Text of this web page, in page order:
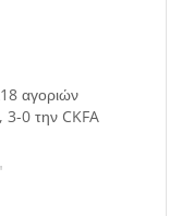
αγοριών
0 την CKFA